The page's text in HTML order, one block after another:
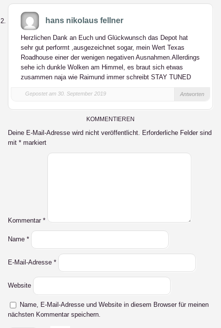
hans nikolaus fellner
Herzlichen Dank an Euch und Glückwunsch das Depot hat
sehr gut performt ,ausgezeichnet sogar, mein Wert Texas
Roadhouse einer der wenigen negativen Ausnahmen.Allerdings
sehe ich dunkle Wolken am Himmel, es braut sich etwas
zusammen naja wie Raimund immer schreibt STAY TUNED
Gepostet am 30. September 2019 Antworten
KOMMENTIEREN
Deine E-Mail-Adresse wird nicht veröffentlicht. Erforderliche Felder sind
mit * markiert
Kommentar *
Name *
E-Mail-Adresse *
Website
Name, E-Mail-Adresse und Website in diesem Browser für meinen
nächsten Kommentar speichern.